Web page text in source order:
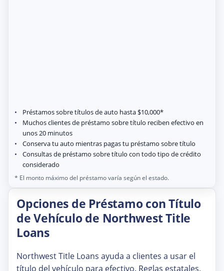
Préstamos sobre títulos de auto hasta $10,000*
Muchos clientes de préstamo sobre título reciben efectivo en
unos 20 minutos
Conserva tu auto mientras pagas tu préstamo sobre título
Consultas de préstamo sobre título con todo tipo de crédito
considerado
* El monto máximo del préstamo varía según el estado.
Opciones de Préstamo con Título
de Vehículo de Northwest Title
Loans
Northwest Title Loans ayuda a clientes a usar el
título del vehículo para efectivo. Reglas estatales,